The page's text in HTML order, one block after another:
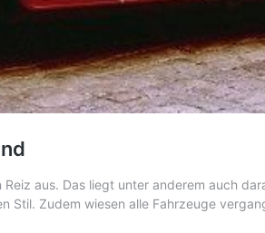
aus. Das liegt unter anderem auch
Stil. Zudem wiesen alle Fahrzeuge